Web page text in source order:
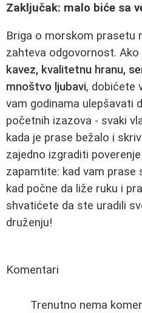
Zaključak: malo biće sa
Briga o morskom prasetu
zahteva odgovornost. Ako
kavez, kvalitetnu hranu,
mnoštvo ljubavi, dobićete
vam godinama ulepšavati
početnih izazova - svaki
kada je prase bežalo i
zajedno izgraditi
zapamtite: kad vam prase
kad počne da liže ruku i
shvatićete da ste uradili
druženju!
Komentari
Trenutno nema